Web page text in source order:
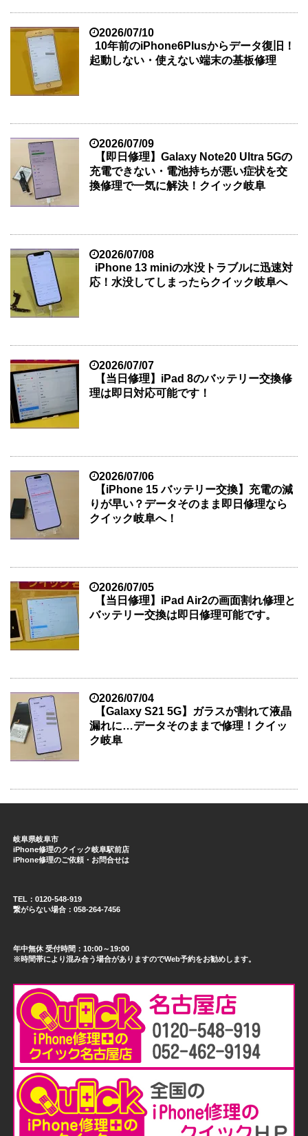
2026/07/10
10年前のiPhone6Plusからデータ復旧！
起動しない・使えない端末の基板修理
2026/07/09
【即日修理】Galaxy Note20 Ultra 5Gの
充電できない・電池持ちが悪い症状を交
換修理で一気に解決！クイック岐阜
2026/07/08
iPhone 13 miniの水没トラブルに迅速対
応！水没してしまったらクイック岐阜へ
2026/07/07
【当日修理】iPad 8のバッテリー交換修
理は即日対応可能です！
2026/07/06
【iPhone 15 バッテリー交換】充電の減
りが早い？データそのまま即日修理なら
クイック岐阜へ！
2026/07/05
【当日修理】iPad Air2の画面割れ修理と
バッテリー交換は即日修理可能です。
2026/07/04
【Galaxy S21 5G】ガラスが割れて液晶
漏れに…データそのままで修理！クイッ
ク岐阜
岐阜県岐阜市
iPhone修理のクイック岐阜駅前店
iPhone修理のご依頼・お問合せは
TEL：0120-548-919
繋がらない場合：058-264-7456
年中無休 受付時間：10:00～19:00
※時間帯により混み合う場合がありますのでWeb予約をお勧めします。